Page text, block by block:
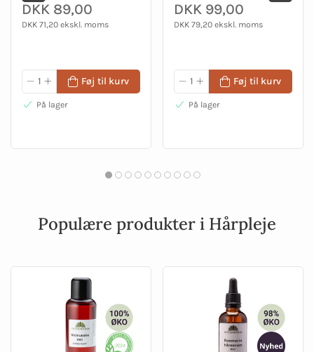
DKK 89,00
DKK 71,20 ekskl. moms
Føj til kurv
På lager
DKK 99,00
DKK 79,20 ekskl. moms
Føj til kurv
På lager
Populære produkter i Hårpleje